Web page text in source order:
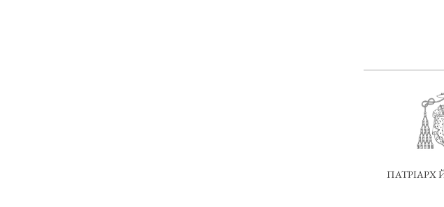
ПАТРІАРХ